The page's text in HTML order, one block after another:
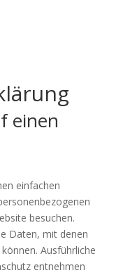
einen
einfachen
besuchen.
Daten, mit denen
Ausführliche
entnehmen